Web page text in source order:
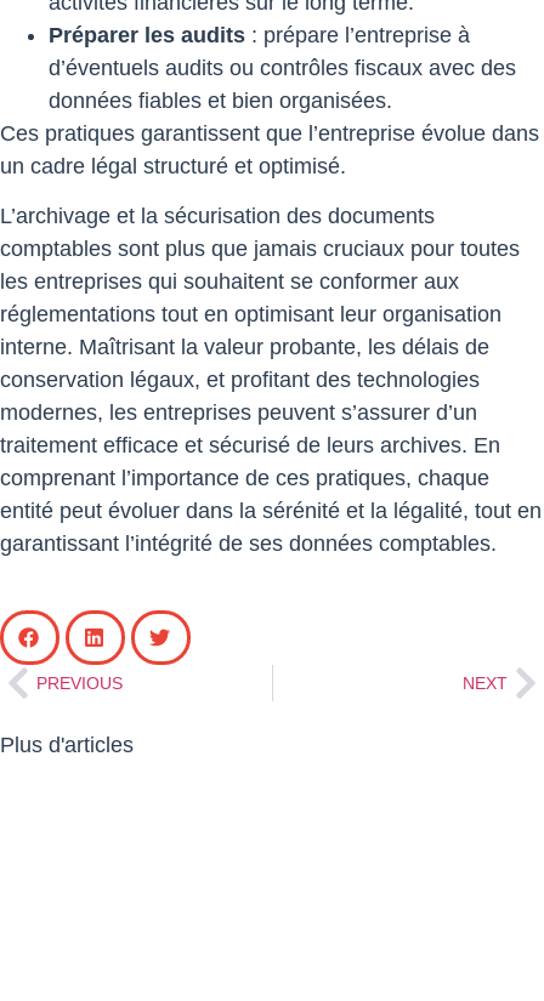
Préparer les audits : prépare l’entreprise à
d’éventuels audits ou contrôles fiscaux avec des
données fiables et bien organisées.
Ces pratiques garantissent que l’entreprise évolue dans
un cadre légal structuré et optimisé.
L’archivage et la sécurisation des documents
comptables sont plus que jamais cruciaux pour toutes
les entreprises qui souhaitent se conformer aux
réglementations tout en optimisant leur organisation
interne. Maîtrisant la valeur probante, les délais de
conservation légaux, et profitant des technologies
modernes, les entreprises peuvent s’assurer d’un
traitement efficace et sécurisé de leurs archives. En
comprenant l’importance de ces pratiques, chaque
entité peut évoluer dans la sérénité et la légalité, tout en
garantissant l’intégrité de ses données comptables.
PREVIOUS NEXT
Plus d'articles